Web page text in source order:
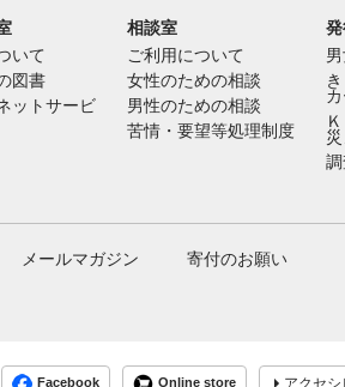
いて
図書
ットサービ
相談室
ご利用について
女性のための相談
男性のための相談
苦情・要望等処理制度
メールマガジン 寄付のお願い
Facebook Online store